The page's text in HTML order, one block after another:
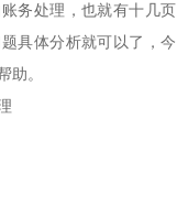
务处理，也就有十几
具体分析就可以了，
助。